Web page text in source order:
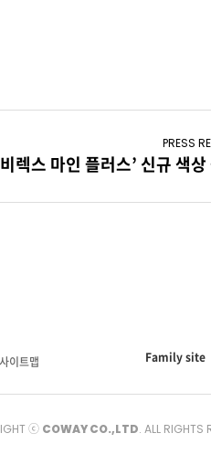
PRESS
렉스 마인 플러스’ 신규 색
사이트맵
패밀리
Family site
ⓒ COWAY CO.,LTD. ALL RIGHTS